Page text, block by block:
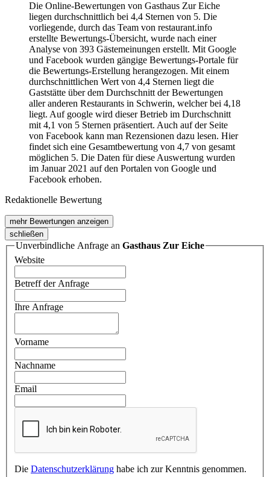
Die Online-Bewertungen von Gasthaus Zur Eiche
liegen durchschnittlich bei 4,4 Sternen von 5. Die
vorliegende, durch das Team von restaurant.info
erstellte Bewertungs-Übersicht, wurde nach einer
Analyse von 393 Gästemeinungen erstellt. Mit Google
und Facebook wurden gängige Bewertungs-Portale für
die Bewertungs-Erstellung herangezogen. Mit einem
durchschnittlichen Wert von 4,4 Sternen liegt die
Gaststätte über dem Durchschnitt der Bewertungen
aller anderen Restaurants in Schwerin, welcher bei 4,18
liegt. Auf google wird dieser Betrieb im Durchschnitt
mit 4,1 von 5 Sternen präsentiert. Auch auf der Seite
von Facebook kann man Rezensionen dazu lesen. Hier
findet sich eine Gesamtbewertung von 4,7 von gesamt
möglichen 5. Die Daten für diese Auswertung wurden
im Januar 2021 auf den Portalen von Google und
Facebook erhoben.
Redaktionelle Bewertung
mehr Bewertungen anzeigen
schließen
Unverbindliche Anfrage an Gasthaus Zur Eiche
Website
Betreff der Anfrage
Ihre Anfrage
Vorname
Nachname
Email
Die Datenschutzerklärung habe ich zur Kenntnis genommen.